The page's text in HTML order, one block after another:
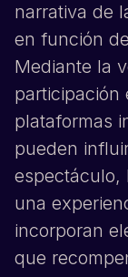
narrativa de
en función
Mediante la
participación
plataformas
pueden
espectáculo,
una
incorporan
que